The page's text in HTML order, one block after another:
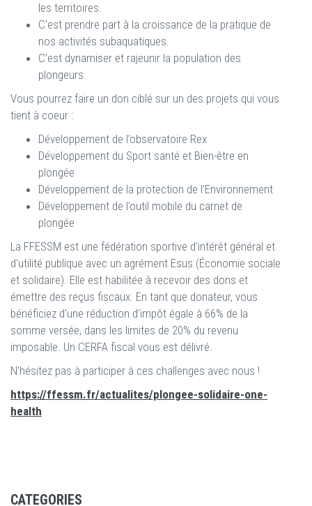
les territoires.
C'est prendre part à la croissance de la pratique de
nos activités subaquatiques.
C'est dynamiser et rajeunir la population des
plongeurs.
Vous pourrez faire un don ciblé sur un des projets qui vous
tient à coeur :
Développement de l'observatoire Rex
Développement du Sport santé et Bien-être en
plongée
Développement de la protection de l'Environnement
Développement de l'outil mobile du carnet de
plongée
La FFESSM est une fédération sportive d'intérêt général et
d'utilité publique avec un agrément Esus (Économie sociale
et solidaire). Elle est habilitée à recevoir des dons et
émettre des reçus fiscaux. En tant que donateur, vous
bénéficiez d'une réduction d'impôt égale à 66% de la
somme versée, dans les limites de 20% du revenu
imposable. Un CERFA fiscal vous est délivré.
N'hésitez pas à participer à ces challenges avec nous !
https://ffessm.fr/actualites/plongee-solidaire-one-
health
CATEGORIES